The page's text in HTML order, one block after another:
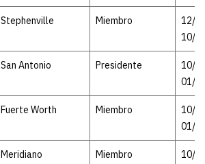
Stephenville Miembro
12/
10/
San Antonio Presidente
10/
01/
Fuerte Worth Miembro
10/
01/
Meridiano Miembro
10/